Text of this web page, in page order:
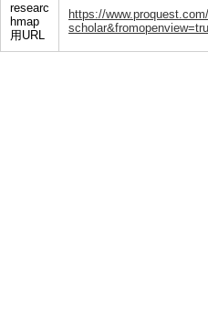
researc
hmap
用URL
https://